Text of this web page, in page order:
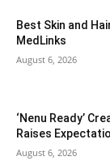
Best Skin and
MedLinks
August 6, 2026
‘Nenu Ready’
Raises
August 6, 2026